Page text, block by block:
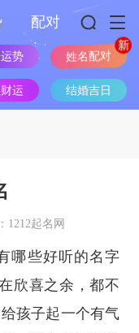
配对
势 姓名配对
运 结婚吉日
1212起名网
哪些好听的名字
欣喜之余，都不
孩子起一个有气